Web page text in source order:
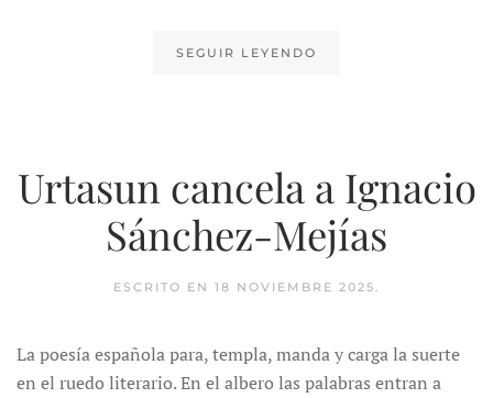
SEGUIR LEYENDO
Urtasun cancela a Ignacio
Sánchez-Mejías
ESCRITO EN 18 NOVIEMBRE 2025.
La poesía española para, templa, manda y carga la suerte
en el ruedo literario. En el albero las palabras entran a